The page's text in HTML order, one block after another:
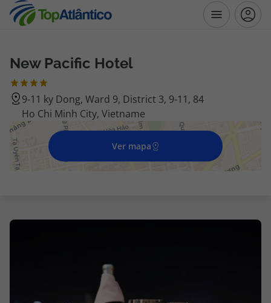
Destinos
Voos
Hotéis
Voos + Hotel
New Pacific Hotel
9-11 ky Dong, Ward 9, District 3, 9-11, 84
Ho Chi Minh City, Vietname
Ver mapa